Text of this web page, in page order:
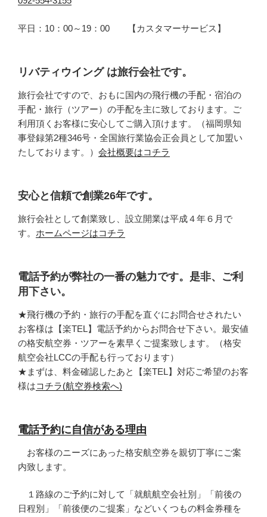
平日：10：00～19：00 【カスタマーサービス】
リバティウイング は旅行会社です。
旅行会社ですので、おもに国内の飛行機の手配・宿泊の
手配・旅行（ツアー）の手配を主に致しております。ご
利用頂くお客様に安心してご購入頂けます。（福岡県知
事登録第2種346号・全国旅行業協会正会員として加盟い
たしております。） 会社概要はコチラ
安心と信頼で創業26年です。
旅行会社として創業致し、設立開業は平成４年６月で
す。 ホームページはコチラ
電話予約が弊社の一番の魅力です。是非、ご利
用下さい。
★飛行機の予約・旅行の手配を直ぐにお問合せされたい
お客様は【楽TEL】電話予約からお問合せ下さい。最安値
の格安航空券・ツアーを素早くご提案致します。（格安
航空会社LCCの手配も行っております）
★まずは、料金確認したあと【楽TEL】対応ご希望のお客
様はコチラ(航空券検索へ)
電話予約に自信がある理由
お客様のニーズにあった格安航空券を親切丁寧にご案
内致します。
１路線のご予約に対して「就航航空会社別」「前後の
日程別」「前後便のご提案」などいくつもの料金券種を